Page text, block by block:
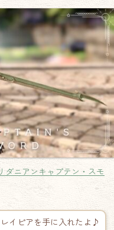
ダニアンキャプテン・スモ
イピアを手に入れたよ♪